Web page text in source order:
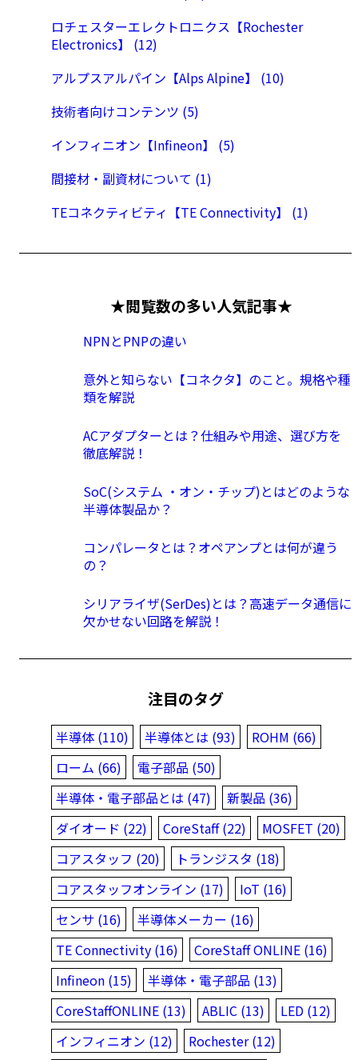
ロチェスターエレクトロニクス【Rochester
Electronics】 (12)
アルプスアルパイン【Alps Alpine】 (10)
技術者向けコンテンツ (5)
インフィニオン【Infineon】 (5)
間接材・副資材について (1)
TEコネクティビティ【TE Connectivity】 (1)
★閲覧数の多い人気記事★
NPNとPNPの違い
意外と知らない【コネクタ】のこと。規格や種
類を解説
ACアダプターとは？仕組みや用途、選び方を
徹底解説！
SoC(システム ・オン・チップ)とはどのような
半導体製品か？
コンパレータとは？オペアンプとは何が違う
の？
シリアライザ(SerDes)とは？高速データ通信に
欠かせない回路を解説！
注目のタグ
半導体 (110) 半導体とは (93)
ROHM (66)
ローム (66)
電子部品 (50)
半導体・電子部品とは (47)
新製品 (36)
ダイオード (22)
CoreStaff (22)
MOSFET (20)
コアスタッフ (20)
トランジスタ (18)
コアスタッフオンライン (17)
IoT (16)
センサ (16)
半導体メーカー (16)
TE Connectivity (16)
CoreStaff ONLINE (16)
Infineon (15)
半導体・電子部品 (13)
CoreStaffONLINE (13)
ABLIC (13)
LED (12)
インフィニオン (12)
Rochester (12)